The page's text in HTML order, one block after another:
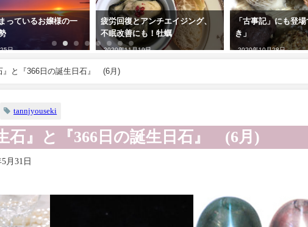
っているお嬢様の一
日
疲労回復とアンチエイジング、
不眠改善にも！牡蠣
2020年11月19日
「古事記」にも登
き」
2020年10月28日
』と『366日の誕生日石』 (6月)
tannjyouseki
石』と『366日の誕生日石』 (6月)
月31日